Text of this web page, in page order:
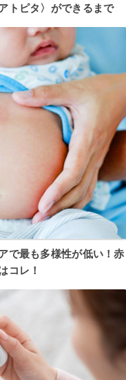
トピタ〉ができるまで
で最も多様性が低い！赤
コレ！